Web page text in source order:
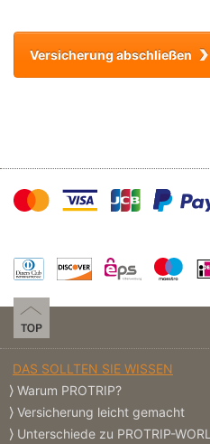
Versicherung abschließen
DAS SOLLTEN SIE WISSEN
Warum PROTRIP?
Versicherung leicht gemacht
Unterschiede zu PROTRIP-